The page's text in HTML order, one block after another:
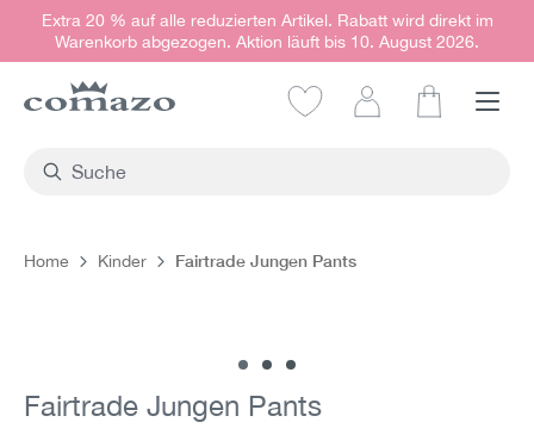
springen
Extra 20 % auf alle reduzierten Artikel. Rabatt wird direkt im
Warenkorb abgezogen. Aktion läuft bis 10. August 2026.
Home Kinder Fairtrade Jungen Pants
Fairtrade Jungen Pants